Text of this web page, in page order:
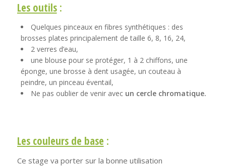
Les outils:
Quelques pinceaux en fibres synthétiques : des
brosses plates principalement de taille 6, 8, 16, 24,
2 verres d’eau,
une blouse pour se protéger, 1 à 2 chiffons, une
éponge, une brosse à dent usagée, un couteau à
peindre, un pinceau éventail,
Ne pas oublier de venir avec un cercle chromatique.
Les couleurs de base :
Ce stage va porter sur la bonne utilisation